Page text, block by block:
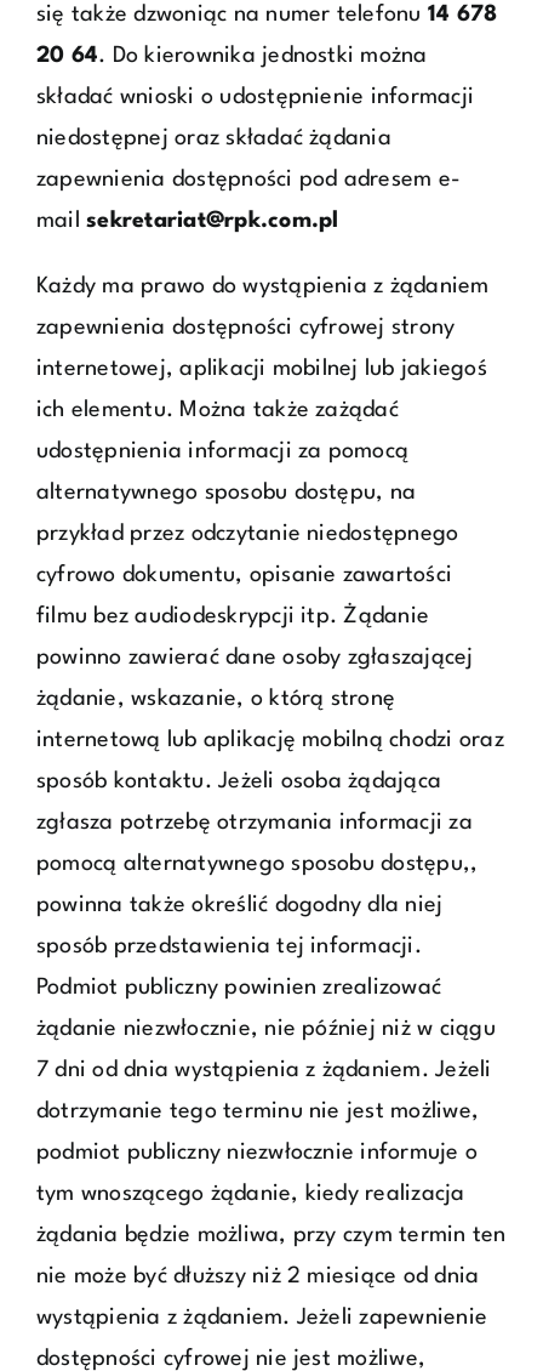
się także dzwoniąc na numer telefonu 14 678
20 64. Do kierownika jednostki można
składać wnioski o udostępnienie informacji
niedostępnej oraz składać żądania
zapewnienia dostępności pod adresem e-
mailsekretariat@rpk.com.pl
Każdy ma prawo do wystąpienia z żądaniem
zapewnienia dostępności cyfrowej strony
internetowej, aplikacji mobilnej lub jakiegoś
ich elementu. Można także zażądać
udostępnienia informacji za pomocą
alternatywnego sposobu dostępu, na
przykład przez odczytanie niedostępnego
cyfrowo dokumentu, opisanie zawartości
filmu bez audiodeskrypcji itp. Żądanie
powinno zawierać dane osoby zgłaszającej
żądanie, wskazanie, o którą stronę
internetową lub aplikację mobilną chodzi oraz
sposób kontaktu. Jeżeli osoba żądająca
zgłasza potrzebę otrzymania informacji za
pomocą alternatywnego sposobu dostępu,,
powinna także określić dogodny dla niej
sposób przedstawienia tej informacji.
Podmiot publiczny powinien zrealizować
żądanie niezwłocznie, nie później niż w ciągu
7 dni od dnia wystąpienia z żądaniem. Jeżeli
dotrzymanie tego terminu nie jest możliwe,
podmiot publiczny niezwłocznie informuje o
tym wnoszącego żądanie, kiedy realizacja
żądania będzie możliwa, przy czym termin ten
nie może być dłuższy niż 2 miesiące od dnia
wystąpienia z żądaniem. Jeżeli zapewnienie
dostępności cyfrowej nie jest możliwe,